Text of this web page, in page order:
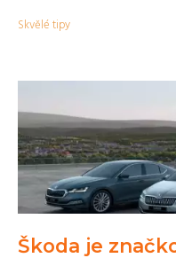
Skvělé tipy
Škoda je